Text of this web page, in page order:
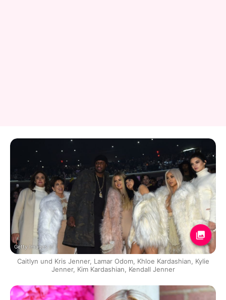
Getty Images
Caitlyn und Kris Jenner, Lamar Odom, Khloe Kardashian, Kylie
Jenner, Kim Kardashian, Kendall Jenner